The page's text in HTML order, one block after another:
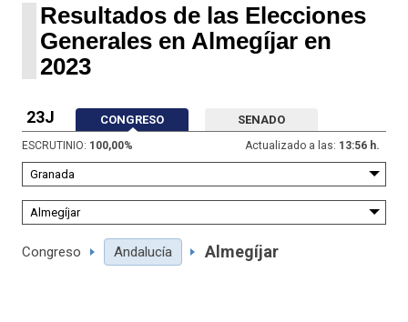
Resultados de las Elecciones
Generales en Almegíjar en
2023
23J CONGRESO SENADO
ESCRUTINIO: 100,00% Actualizado a las: 13:56 h.
Congreso Andalucía Almegíjar